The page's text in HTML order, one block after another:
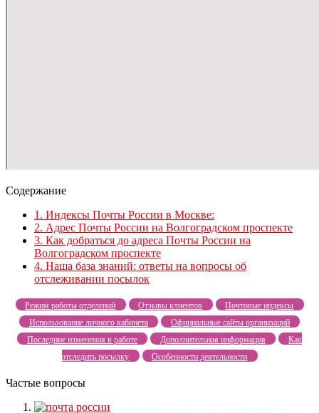
Содержание
1. Индексы Почты России в Москве:
2. Адрес Почты России на Волгоградском проспекте
3. Как добраться до адреса Почты России на
Волгоградском проспекте
4. Наша база знаний: ответы на вопросы об
отслеживании посылок
Режим работы отделений Отзывы клиентов
Почтовые индексы
Использование личного кабинета
Официальные сайты организаций
Последние изменения в работе
Дополнительная информация
Как
отследить посылку
Особенности деятельности
Частые вопросы